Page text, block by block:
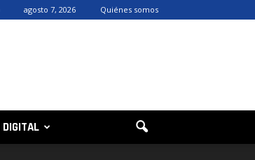
agosto 7, 2026 Quiénes somos
DIGITAL